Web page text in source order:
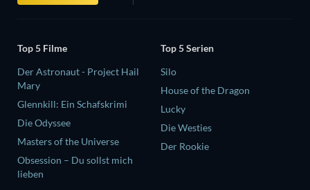
Top 5 Filme
Der Astronaut - Project Hail
Mary
Glennkill: Ein Schafskrimi
Die Odyssee
Masters of the Universe
Obsession – Du sollst mich
lieben
Top 5 Serien
Silo
House of the Dragon
Lucky
Die Westies
Der Rookie